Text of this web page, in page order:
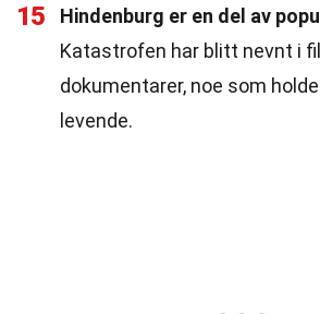
15 Hindenburg er en del av
Katastrofen har blitt nevnt i
dokumentarer, noe som
levende.